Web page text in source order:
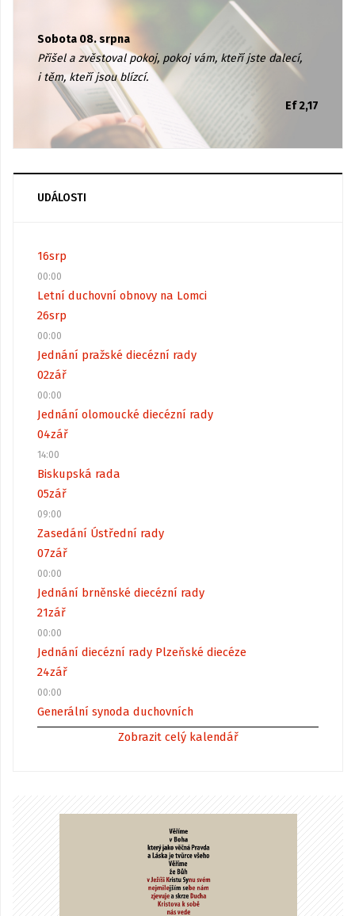
Sobota 08. srpna
Přišel a zvěstoval pokoj, pokoj vám, kteří jste dalecí,
i těm, kteří jsou blízcí.
Ef 2,17
UDÁLOSTI
16srp
00:00
Letní duchovní obnovy na Lomci
26srp
00:00
Jednání pražské diecézní rady
02zář
00:00
Jednání olomoucké diecézní rady
04zář
14:00
Biskupská rada
05zář
09:00
Zasedání Ústřední rady
07zář
00:00
Jednání brněnské diecézní rady
21zář
00:00
Jednání diecézní rady Plzeňské diecéze
24zář
00:00
Generální synoda duchovních
Zobrazit celý kalendář